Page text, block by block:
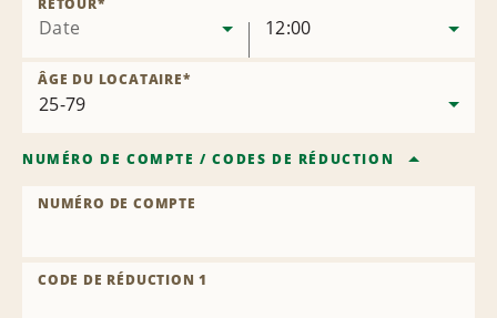
Date 12:00
ÂGE DU LOCATAIRE*
NUMÉRO DE COMPTE /CODES DE RÉDUCTION
NUMÉRO DE COMPTE
CODE DE RÉDUCTION 1